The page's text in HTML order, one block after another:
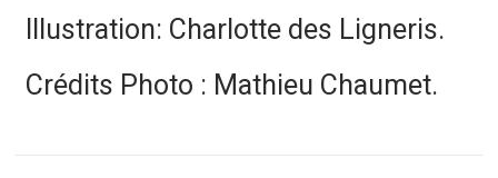
Illustration: Charlotte des Ligneris.
Crédits Photo : Mathieu Chaumet.